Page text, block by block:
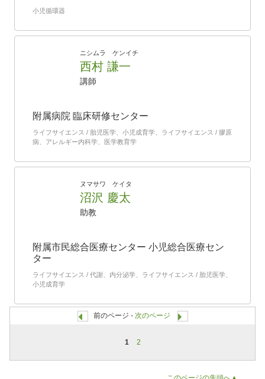
小児循環器
ニシムラ ケンイチ
西村 謙一
講師
附属病院 臨床研修センター
ライフサイエンス / 胎児医学、小児成育学、ライフサイエンス / 膠原
病、アレルギー内科学、医学教育学
ヌマサワ ケイタ
沼沢 慶太
助教
附属市民総合医療センター 小児総合医療セン
ター
ライフサイエンス / 代謝、内分泌学、ライフサイエンス / 胎児医学、
小児成育学
前のページ - 次のページ
1 2